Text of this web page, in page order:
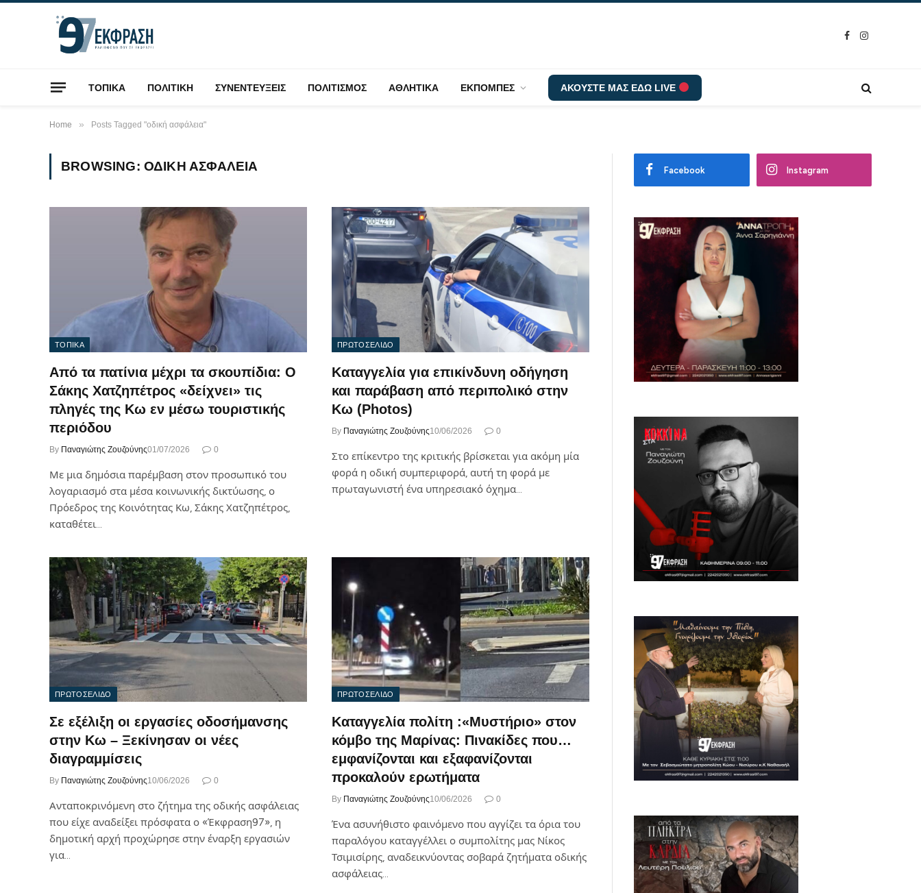
Facebook
Instagram
ΤΟΠΙΚΑ ΠΟΛΙΤΙΚΗ ΣΥΝΕΝΤΕΥΞΕΙΣ ΠΟΛΙΤΙΣΜΟΣ ΑΘΛΗΤΙΚΑ ΕΚΠΟΜΠΕΣ ΑΚΟΥΣΤΕ ΜΑΣ ΕΔΩ LIVE
Home » Posts Tagged "οδική ασφάλεια"
BROWSING: ΟΔΙΚΉ ΑΣΦΆΛΕΙΑ
ΤΟΠΙΚΑ
Από τα πατίνια μέχρι τα σκουπίδια: Ο
Σάκης Χατζηπέτρος «δείχνει» τις
πληγές της Κω εν μέσω τουριστικής
περιόδου
By Παναγιώτης Ζουζούνης01/07/2026 0
Με μια δημόσια παρέμβαση στον προσωπικό του
λογαριασμό στα μέσα κοινωνικής δικτύωσης, ο
Πρόεδρος της Κοινότητας Κω, Σάκης Χατζηπέτρος,
καταθέτει…
ΠΡΩΤΟΣΕΛΙΔΟ
Καταγγελία για επικίνδυνη οδήγηση
και παράβαση από περιπολικό στην
Κω (Photos)
By Παναγιώτης Ζουζούνης10/06/2026 0
Στο επίκεντρο της κριτικής βρίσκεται για ακόμη μία
φορά η οδική συμπεριφορά, αυτή τη φορά με
πρωταγωνιστή ένα υπηρεσιακό όχημα…
ΠΡΩΤΟΣΕΛΙΔΟ
Σε εξέλιξη οι εργασίες οδοσήμανσης
στην Κω – Ξεκίνησαν οι νέες
διαγραμμίσεις
By Παναγιώτης Ζουζούνης10/06/2026 0
Ανταποκρινόμενη στο ζήτημα της οδικής ασφάλειας
που είχε αναδείξει πρόσφατα ο «Έκφραση97», η
δημοτική αρχή προχώρησε στην έναρξη εργασιών
για…
ΠΡΩΤΟΣΕΛΙΔΟ
Καταγγελία πολίτη :«Μυστήριο» στον
κόμβο της Μαρίνας: Πινακίδες που…
εμφανίζονται και εξαφανίζονται
προκαλούν ερωτήματα
By Παναγιώτης Ζουζούνης10/06/2026 0
Ένα ασυνήθιστο φαινόμενο που αγγίζει τα όρια του
παραλόγου καταγγέλλει ο συμπολίτης μας Νίκος
Τσιμισίρης, αναδεικνύοντας σοβαρά ζητήματα οδικής
ασφάλειας…
Facebook Instagram